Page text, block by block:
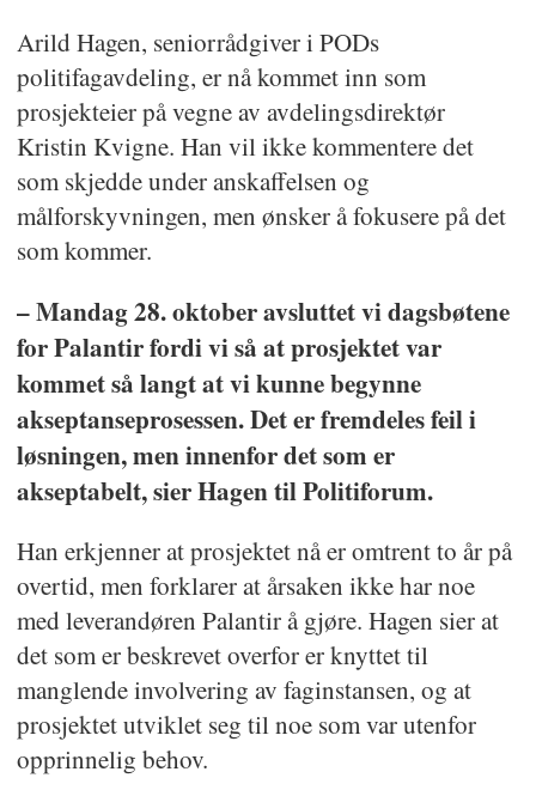
Arild Hagen, seniorrådgiver i PODs
politifagavdeling, er nå kommet inn som
prosjekteier på vegne av avdelingsdirektør
Kristin Kvigne. Han vil ikke kommentere det
som skjedde under anskaffelsen og
målforskyvningen, men ønsker å fokusere på det
som kommer.
– Mandag 28. oktober avsluttet vi dagsbøtene
for Palantir fordi vi så at prosjektet var
kommet så langt at vi kunne begynne
akseptanseprosessen. Det er fremdeles feil i
løsningen, men innenfor det som er
akseptabelt, sier Hagen til Politiforum.
Han erkjenner at prosjektet nå er omtrent to år på
overtid, men forklarer at årsaken ikke har noe
med leverandøren Palantir å gjøre. Hagen sier at
det som er beskrevet overfor er knyttet til
manglende involvering av faginstansen, og at
prosjektet utviklet seg til noe som var utenfor
opprinnelig behov.